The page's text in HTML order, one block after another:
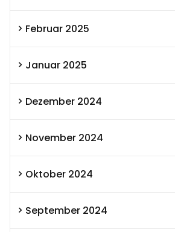
Februar 2025
Januar 2025
Dezember 2024
November 2024
Oktober 2024
September 2024